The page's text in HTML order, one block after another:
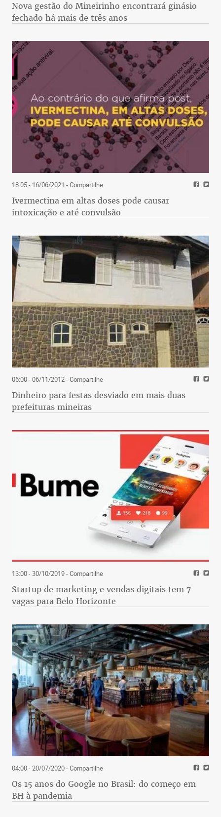
Nova gestão do Mineirinho encontrará ginásio
fechado há mais de três anos
18:05 - 16/06/2021 - Compartilhe
Ivermectina em altas doses pode causar
intoxicação e até convulsão
06:00 - 06/11/2012- Compartilhe
Dinheiro para festas desviado em mais duas
prefeituras mineiras
13:00 - 30/10/2019- Compartilhe
Startup de marketing e vendas digitais tem 7
vagas para Belo Horizonte
04:00 - 20/07/2020- Compartilhe
Os 15 anos do Google no Brasil: do começo em
BH à pandemia